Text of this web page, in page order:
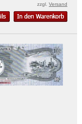
zzgl. Versand